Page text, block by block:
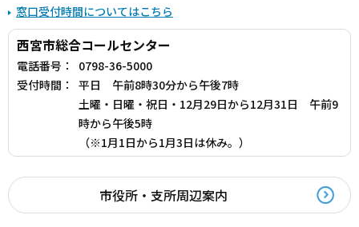
窓口受付時間についてはこちら
西宮市総合コールセンター
電話番号：
0798-36-5000
受付時間：
平日 午前8時30分から午後7時
土曜・日曜・祝日・12月29日から12月31日 午前9
時から午後5時
（※1月1日から1月3日は休み。）
市役所・支所周辺案内